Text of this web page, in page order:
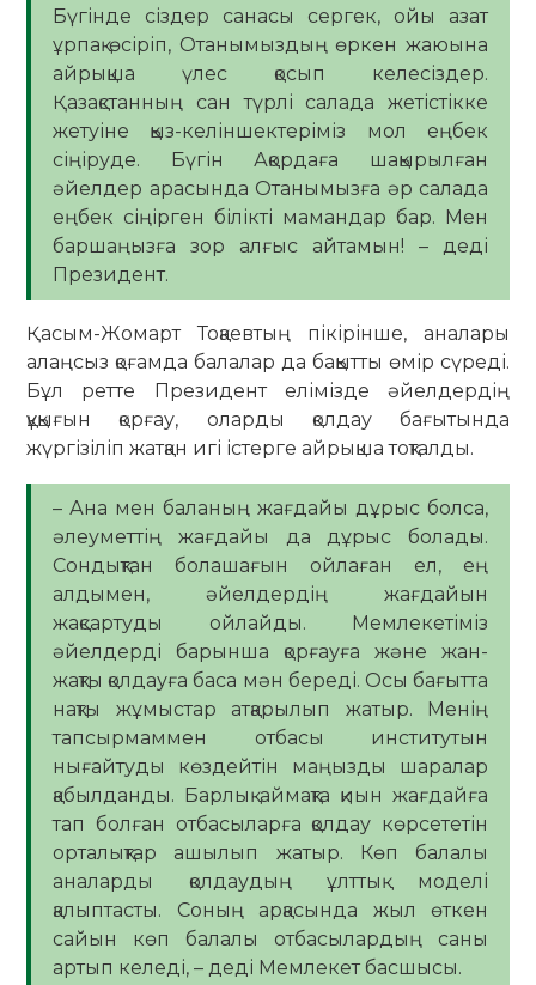
Бүгінде сіздер санасы сергек, ойы азат
ұрпақ өсіріп, Отанымыздың өркен жаюына
айрықша үлес қосып келесіздер.
Қазақстанның сан түрлі салада жетістікке
жетуіне қыз-келіншектеріміз мол еңбек
сіңіруде. Бүгін Ақордаға шақырылған
әйелдер арасында Отанымызға әр салада
еңбек сіңірген білікті мамандар бар. Мен
баршаңызға зор алғыс айтамын! – деді
Президент.
Қасым-Жомарт Тоқаевтың пікірінше, аналары
алаңсыз қоғамда балалар да бақытты өмір сүреді.
Бұл ретте Президент елімізде әйелдердің
құқығын қорғау, оларды қолдау бағытында
жүргізіліп жатқан игі істерге айрықша тоқталды.
– Ана мен баланың жағдайы дұрыс болса,
әлеуметтің жағдайы да дұрыс болады.
Сондықтан болашағын ойлаған ел, ең
алдымен, әйелдердің жағдайын
жақсартуды ойлайды. Мемлекетіміз
әйелдерді барынша қорғауға және жан-
жақты қолдауға баса мән береді. Осы бағытта
нақты жұмыстар атқарылып жатыр. Менің
тапсырмаммен отбасы институтын
нығайтуды көздейтін маңызды шаралар
қабылданды. Барлық аймақта қиын жағдайға
тап болған отбасыларға қолдау көрсететін
орталықтар ашылып жатыр. Көп балалы
аналарды қолдаудың ұлттық моделі
қалыптасты. Соның арқасында жыл өткен
сайын көп балалы отбасылардың саны
артып келеді, – деді Мемлекет басшысы.